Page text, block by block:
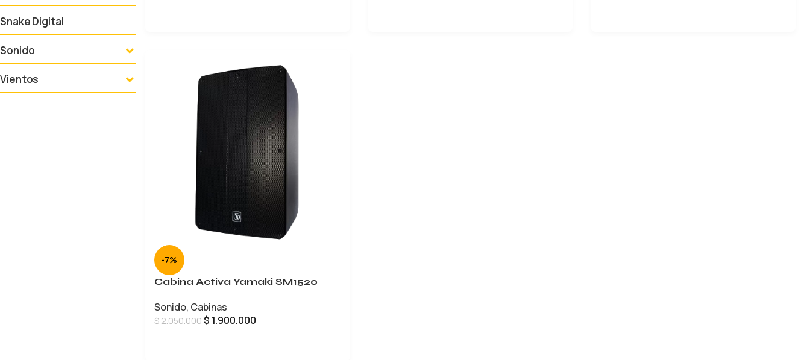
Snake Digital
Sonido
Vientos
-7%
Cabina Activa Yamaki SM1520
Sonido, Cabinas
$2.050.000$ 1.900.000